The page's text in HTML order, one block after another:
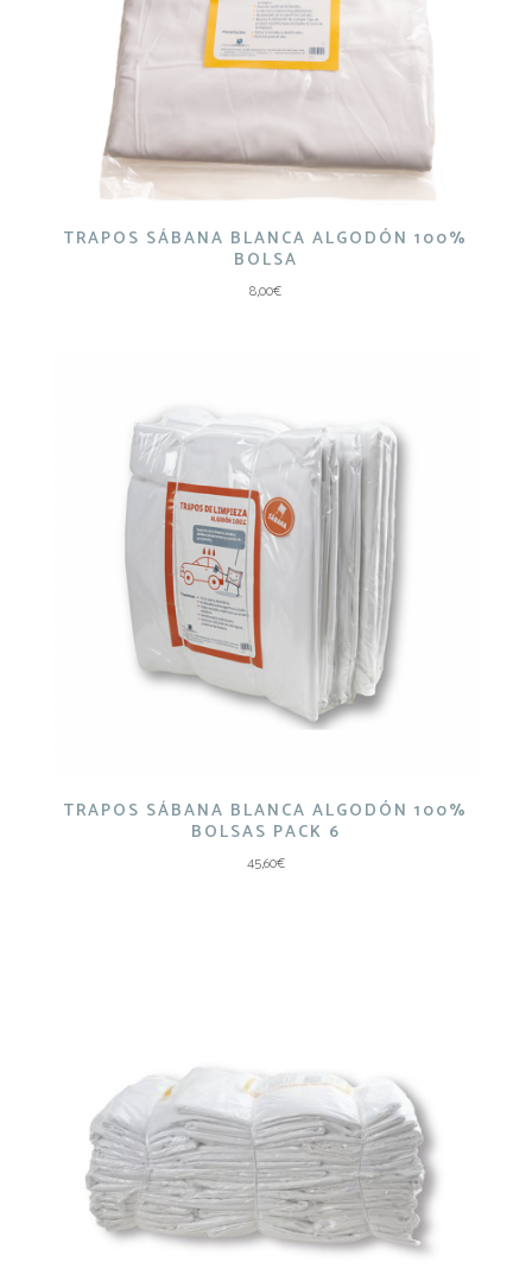
TRAPOS SÁBANA BLANCA ALGODÓN 100%
BOLSA
8,00€
TRAPOS SÁBANA BLANCA ALGODÓN 100%
BOLSAS PACK 6
45,60€